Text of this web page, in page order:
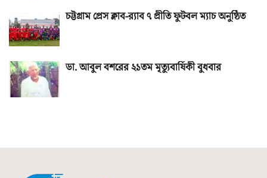
চট্টগ্রাম প্রেস ক্লাব-র‌্যাব ৭ প্রীতি ফুটবল ম্যাচ অনুষ্ঠিত
ডা. আবুল বশরের ২১তম মৃত্যুবার্ষিকী বুধবার